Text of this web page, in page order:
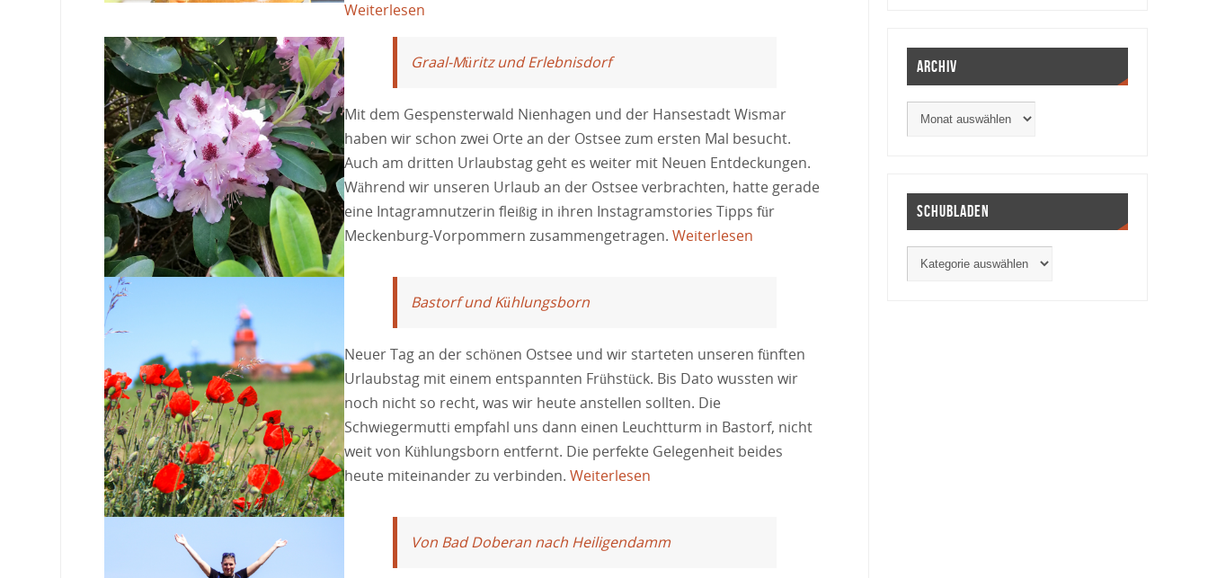
Weiterlesen
Graal-Müritz und Erlebnisdorf
Mit dem Gespensterwald Nienhagen und der Hansestadt Wismar
haben wir schon zwei Orte an der Ostsee zum ersten Mal besucht.
Auch am dritten Urlaubstag geht es weiter mit Neuen Entdeckungen.
Während wir unseren Urlaub an der Ostsee verbrachten, hatte gerade
eine Intagramnutzerin fleißig in ihren Instagramstories Tipps für
Meckenburg-Vorpommern zusammengetragen.Weiterlesen
Bastorf und Kühlungsborn
Neuer Tag an der schönen Ostsee und wir starteten unseren fünften
Urlaubstag mit einem entspannten Frühstück. Bis Dato wussten wir
noch nicht so recht, was wir heute anstellen sollten. Die
Schwiegermutti empfahl uns dann einen Leuchtturm in Bastorf, nicht
weit von Kühlungsborn entfernt. Die perfekte Gelegenheit beides
heute miteinander zu verbinden.Weiterlesen
Von Bad Doberan nach Heiligendamm
Archiv
Schubladen